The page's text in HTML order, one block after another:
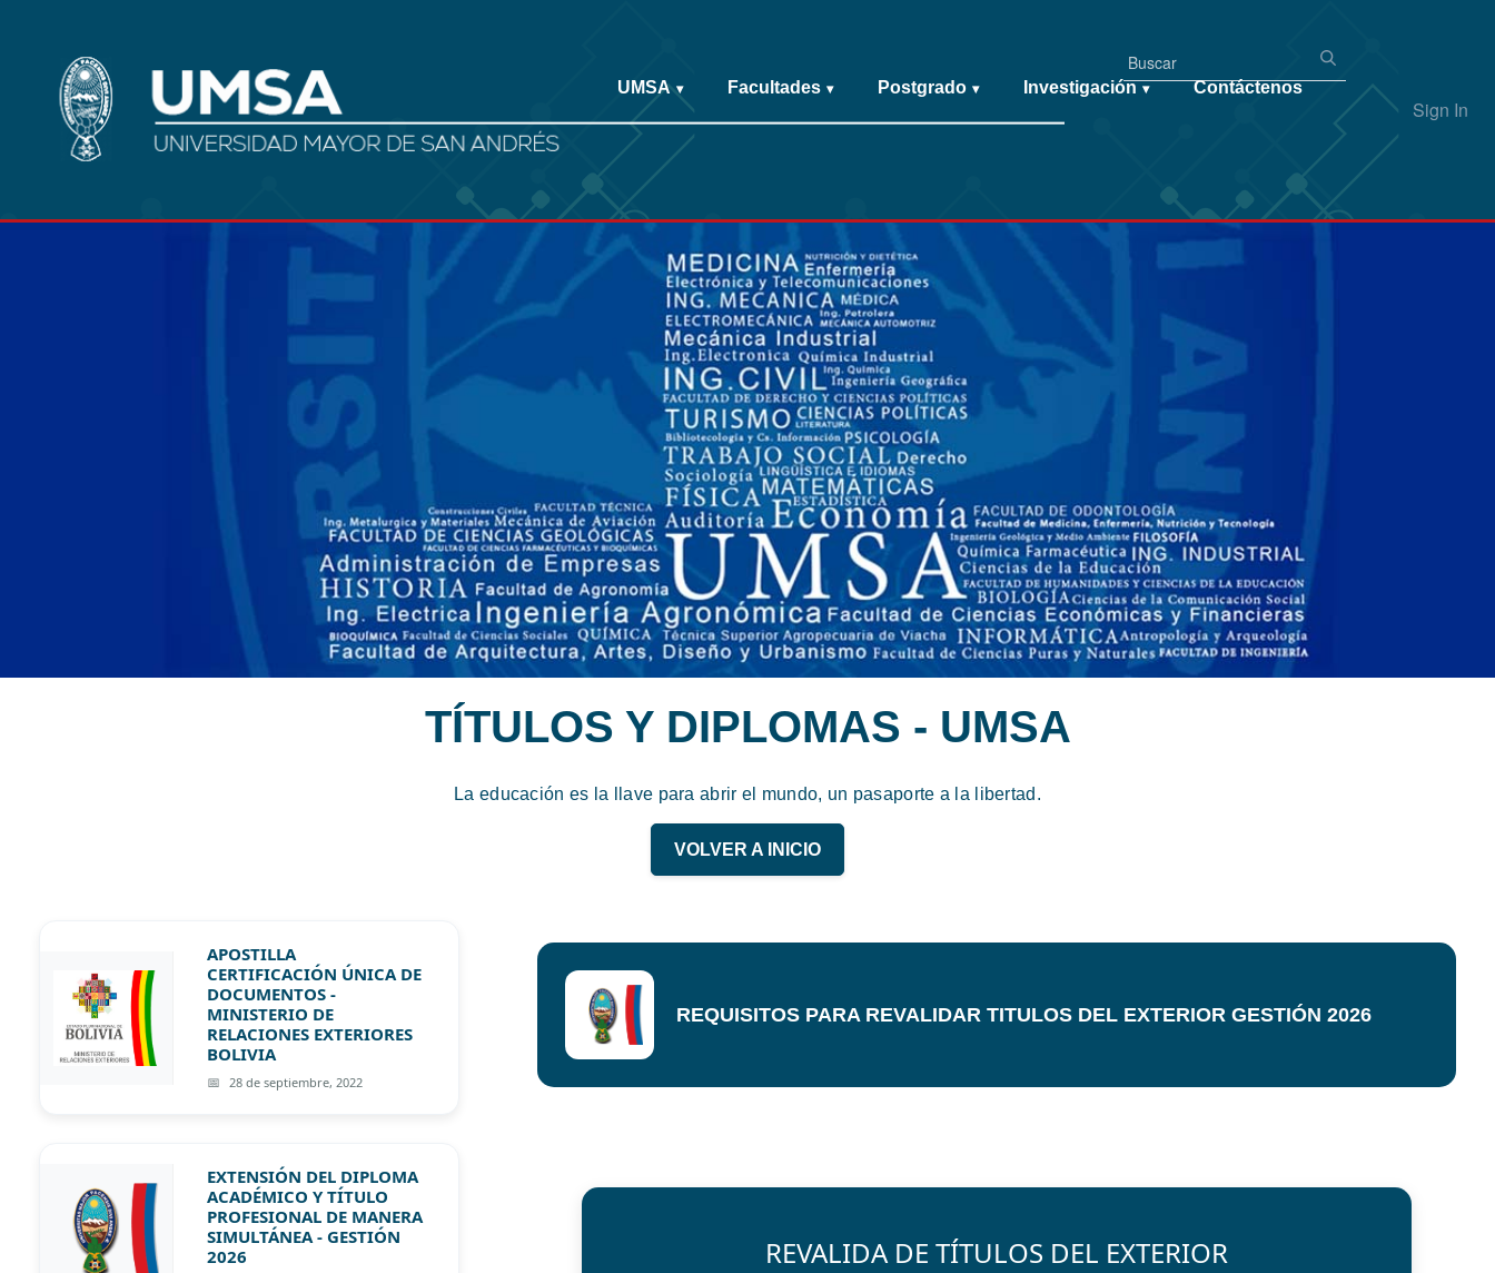
Sign In
UMSA ▾ Facultades ▾ Postgrado ▾ Investigación ▾ Contáctenos
TÍTULOS Y DIPLOMAS - UMSA
La educación es la llave para abrir el mundo, un pasaporte a la libertad.
VOLVER A INICIO
APOSTILLA
CERTIFICACIÓN ÚNICA DE
DOCUMENTOS -
MINISTERIO DE
RELACIONES EXTERIORES
BOLIVIA
28 de septiembre, 2022
EXTENSIÓN DEL DIPLOMA
ACADÉMICO Y TÍTULO
PROFESIONAL DE MANERA
SIMULTÁNEA - GESTIÓN
2026
REQUISITOS PARA REVALIDAR TITULOS DEL EXTERIOR GESTIÓN 2026
REVALIDA DE TÍTULOS DEL EXTERIOR